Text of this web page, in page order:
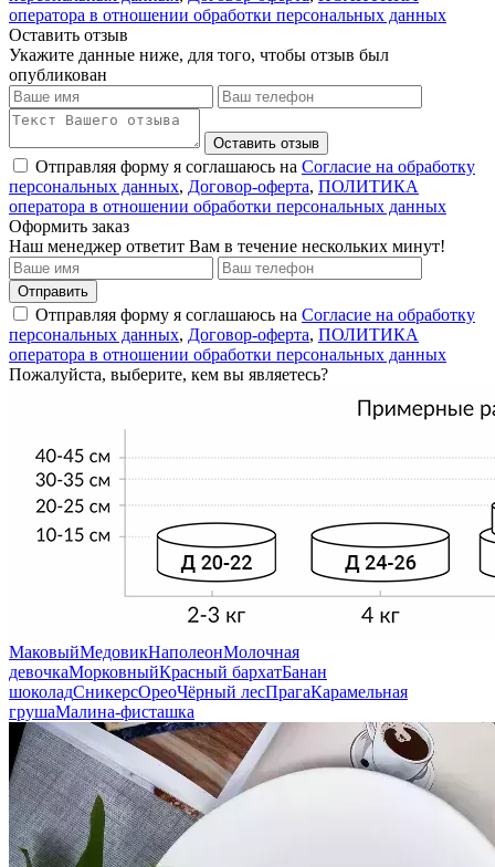
оператора в отношении обработки персональных данных
Оставить отзыв
Укажите данные ниже, для того, чтобы отзыв был
опубликован
Оставить отзыв
Отправляя форму я соглашаюсь на Согласие на обработку
персональных данных, Договор-оферта, ПОЛИТИКА
оператора в отношении обработки персональных данных
Оформить заказ
Наш менеджер ответит Вам в течение нескольких минут!
Отправить
Отправляя форму я соглашаюсь на Согласие на обработку
персональных данных, Договор-оферта, ПОЛИТИКА
оператора в отношении обработки персональных данных
Пожалуйста, выберите, кем вы являетесь?
МаковыйМедовикНаполеонМолочная
девочкаМорковныйКрасный бархатБанан
шоколадСникерсОреоЧёрный лесПрагаКарамельная
грушаМалина-фисташка